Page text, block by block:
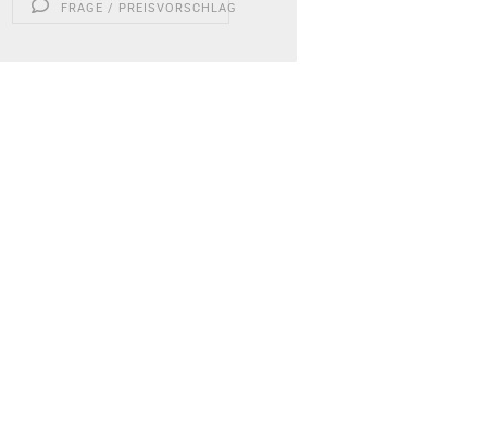
FRAGE / PREISVORSCHLAG